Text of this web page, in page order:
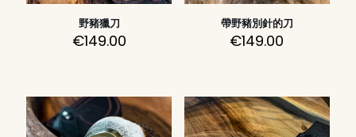
野豬獵刀
€149.00
帶野豬別針的刀
€149.00